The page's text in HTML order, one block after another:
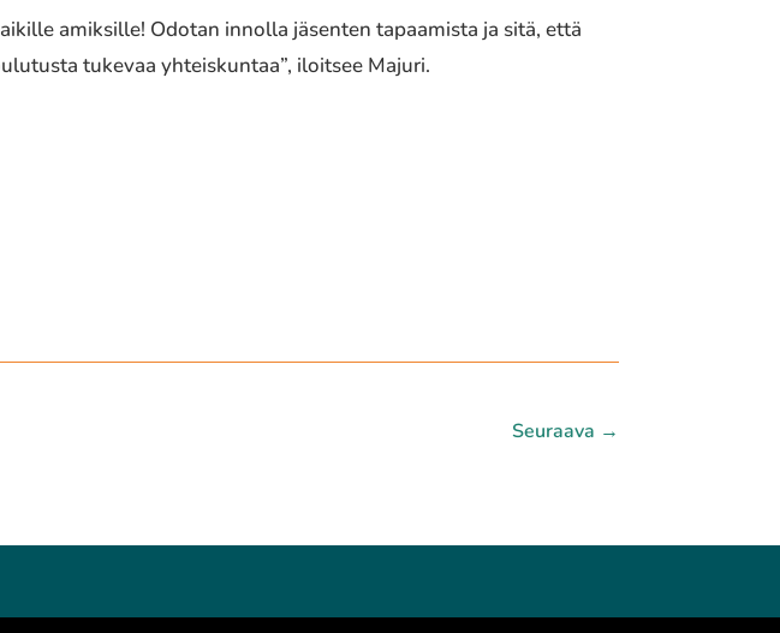
amiksille! Odotan innolla jäsenten tapaamista ja sitä, että
tukevaa yhteiskuntaa”, iloitsee Majuri.
Seuraava →